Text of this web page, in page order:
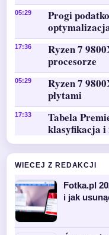
05:29
Progi
17:36
Ryzen 7
procesorze
05:29
Ryzen 7
płytami
17:33
Tabela
klasyfikacja i
WIECEJ Z REDAKCJI
Fotka.pl
i jak